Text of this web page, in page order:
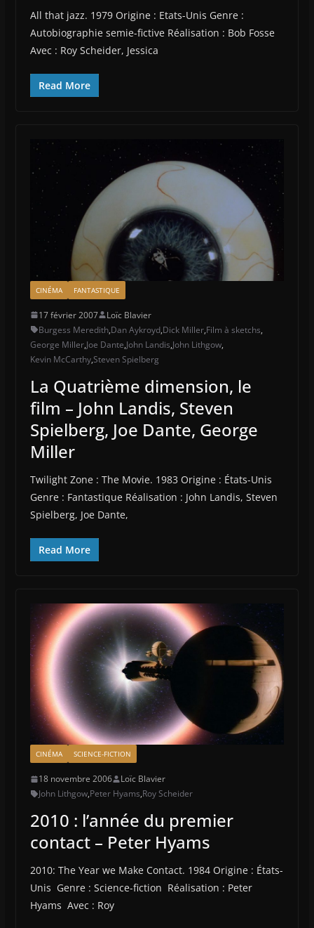
All that jazz. 1979 Origine : Etats-Unis Genre :
Autobiographie semie-fictive Réalisation : Bob Fosse
Avec : Roy Scheider, Jessica
Read More
CINÉMA FANTASTIQUE
17 février 2007
Loïc Blavier
Burgess Meredith,Dan Aykroyd,Dick Miller,Film à sketchs,
George Miller,Joe Dante,John Landis,John Lithgow,
Kevin McCarthy,Steven Spielberg
La Quatrième dimension, le
film – John Landis, Steven
Spielberg, Joe Dante, George
Miller
Twilight Zone : The Movie. 1983 Origine : États-Unis
Genre : Fantastique Réalisation : John Landis, Steven
Spielberg, Joe Dante,
Read More
CINÉMA SCIENCE-FICTION
18 novembre 2006
Loïc Blavier
John Lithgow,Peter Hyams,Roy Scheider
2010 : l’année du premier
contact – Peter Hyams
2010: The Year we Make Contact. 1984 Origine : États-
Unis Genre : Science-fiction Réalisation : Peter
Hyams Avec : Roy